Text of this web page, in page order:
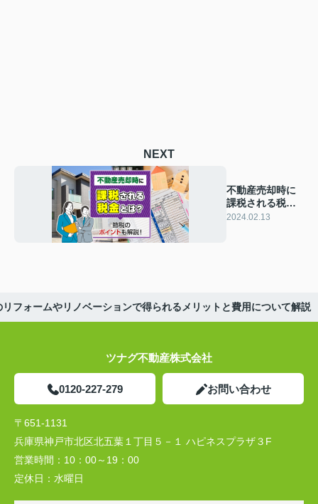
NEXT
不動産売却時に
課税される税金
とは？節税のポ
2024.02.13
リフォームやリノベーションで得られるメリットと費用について解説
ツナグ不動産株式会社
0120-227-279 お問い合わせ
〒651-1131
兵庫県神戸市北区北五葉１丁目５－１ ハピネスプラザ３F
営業時間： 10：00～19：00
定休日： 水曜日